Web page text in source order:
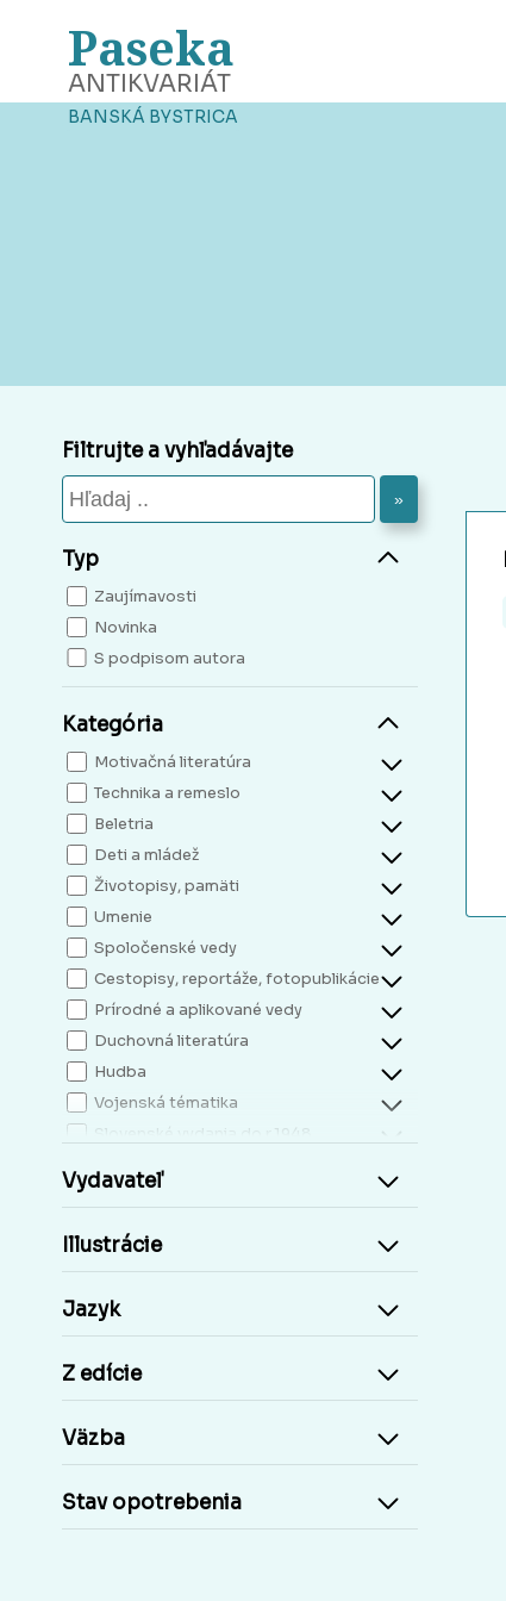
Paseka
ANTIKVARIÁT
BANSKÁ BYSTRICA
Filtrujte a vyhľadávajte
»
Typ
Zaujímavosti
Novinka
S podpisom autora
Kategória
Motivačná literatúra
Technika a remeslo
Beletria
Deti a mládež
Životopisy, pamäti
Umenie
Spoločenské vedy
Cestopisy, reportáže, fotopublikácie
Prírodné a aplikované vedy
Duchovná literatúra
Hudba
Vojenská tématika
Slovenské vydania do r.1948
Kresťanská literatúra
Príroda a človek
Cudzie jazyky, učebnice a slovníky
Učebnice základná škola
Staré tlače, Early prints
Časopisy a noviny
Vydavateľ
Illustrácie
Jazyk
Z edície
Väzba
Stav opotrebenia